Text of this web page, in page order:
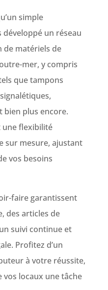
simple
un réseau
de matériels de
mer, y compris
que tampons
bien plus encore.
une flexibilité
sur mesure, ajustant
vos besoins
faire garantissent
des articles de
suivi continue et
Profitez d’un
à votre réussite,
vos locaux une tâche